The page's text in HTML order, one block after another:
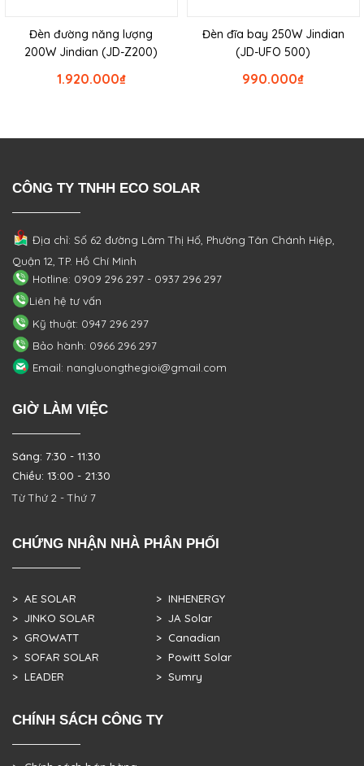
Đèn đường năng lượng
200W Jindian (JD-Z200)
₫
1.920.000
Đèn đĩa bay 250W Jindian
(JD-UFO 500)
₫
990.000
CÔNG TY TNHH ECO SOLAR
Địa chỉ: Số 62 đường Lâm Thị Hố, PhườngTân Chánh Hiệp,
Quận 12, TP. Hồ Chí Minh
Hotline: 0909 296 297 - 0937 296 297
Liên hệ tư vấn
Kỹ thuật: 0947 296 297
Bảo hành: 0966 296 297
Email: nangluongthegioi@gmail.com
GIỜ LÀM VIỆC
Sáng: 7:30 - 11:30
Chiều: 13:00 - 21:30
Từ Thứ 2 - Thứ 7
CHỨNG NHẬN NHÀ PHÂN PHỐI
> AE SOLAR
> JINKO SOLAR
> GROWATT
> SOFAR SOLAR
> LEADER
> INHENERGY
> JA Solar
> Canadian
> Powitt Solar
> Sumry
CHÍNH SÁCH CÔNG TY